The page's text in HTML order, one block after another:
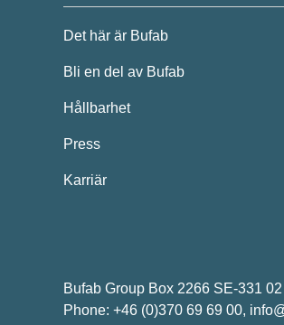
Det här är Bufab
Bli en del av Bufab
Hållbarhet
Press
Karriär
Bufab Group Box 2266 SE-331
Phone: +46 (0)370 69 69 00,